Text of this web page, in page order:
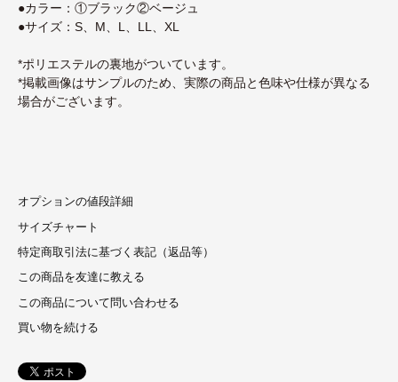
●カラー：①ブラック②ベージュ
●サイズ：S、M、L、LL、XL
*ポリエステルの裏地がついています。
*掲載画像はサンプルのため、実際の商品と色味や仕様が異なる
場合がございます。
オプションの値段詳細
サイズチャート
特定商取引法に基づく表記（返品等）
この商品を友達に教える
この商品について問い合わせる
買い物を続ける